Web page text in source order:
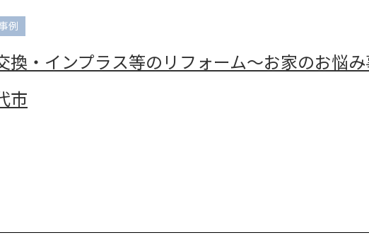
例
換・インプラス等のリフォーム～お家のお悩
市